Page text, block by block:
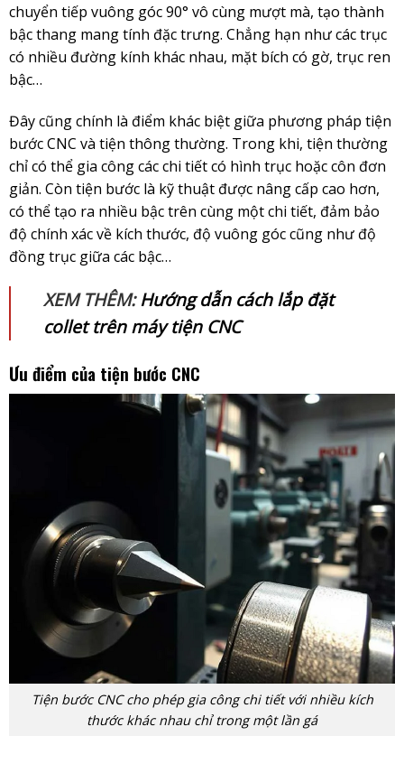
chuyển tiếp vuông góc 90° vô cùng mượt mà, tạo thành
bậc thang mang tính đặc trưng. Chẳng hạn như các trục
có nhiều đường kính khác nhau, mặt bích có gờ, trục ren
bậc…
Đây cũng chính là điểm khác biệt giữa phương pháp tiện
bước CNC và tiện thông thường. Trong khi, tiện thường
chỉ có thể gia công các chi tiết có hình trục hoặc côn đơn
giản. Còn tiện bước là kỹ thuật được nâng cấp cao hơn,
có thể tạo ra nhiều bậc trên cùng một chi tiết, đảm bảo
độ chính xác về kích thước, độ vuông góc cũng như độ
đồng trục giữa các bậc…
XEM THÊM:Hướng dẫn cách lắp đặt
collet trên máy tiện CNC
Ưu điểm của tiện bước CNC
Tiện bước CNC cho phép gia công chi tiết với nhiều kích
thước khác nhau chỉ trong một lần gá